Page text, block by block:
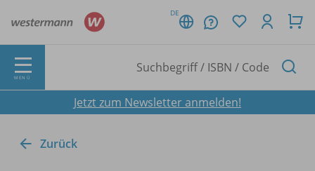
DE
MENÜ
Jetzt zum Newsletter anmelden!
Zurück